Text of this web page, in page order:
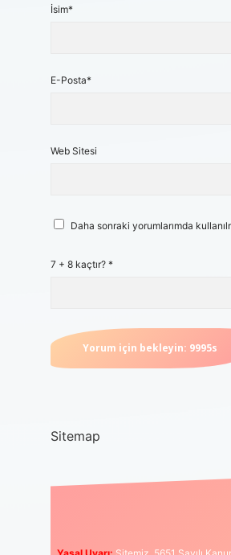
İsim*
E-Posta*
Web Sitesi
Daha sonraki yorumlarımda
7 + 8 kaçtır? *
Sitemap